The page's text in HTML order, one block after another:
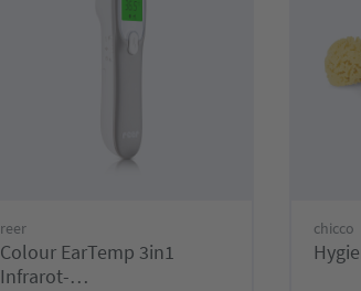
reer
Colour EarTemp 3in1
Infrarot-
chicco